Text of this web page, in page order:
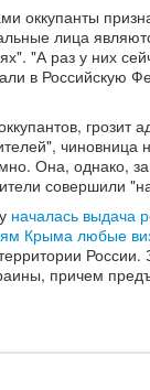
оккупанты
лица
"А раз у них
в
грозит
чиновница
Она, однако,
совершили
началась выдача
Крыма любые
причем